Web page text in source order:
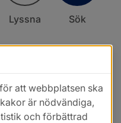
Lyssna Sök
att webbplatsen ska
är nödvändiga,
och förbättrad